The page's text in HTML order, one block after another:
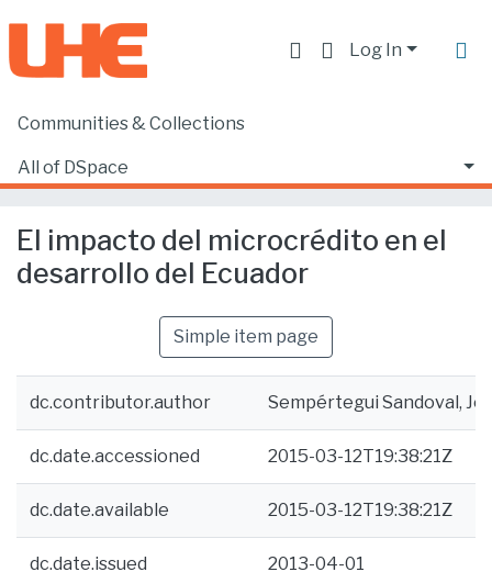
Log In
Communities & Collections
All of DSpace
Home
El impacto del microcrédito en el desarrollo del Ecuador
El impacto del microcrédito en el
desarrollo del Ecuador
Simple item page
dc.contributor.author Sempértegui Sandoval,
dc.date.accessioned 2015-03-12T19:38:21Z
dc.date.available 2015-03-12T19:38:21Z
dc.date.issued 2013-04-01